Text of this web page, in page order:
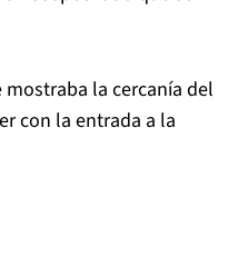
la cercanía del
con la entrada a la